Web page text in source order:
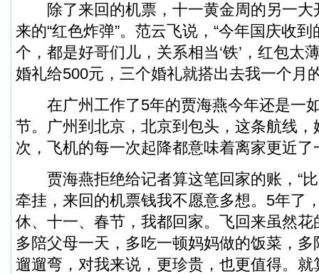
除了来回的机票，十一黄金周的另一大
来的“红色炸弹”。范云飞说，“今年国庆收
个，都是好哥们儿，关系相当‘铁’，红包太
婚礼给500元，三个婚礼就搭出去我一个月
在广州工作了5年的贾海燕今年还是一
节。广州到北京，北京到包头，这条航线
次，飞机的每一次起降都意味着离家更近了
贾海燕拒绝给记者算这笔回家的账，“比
牵挂，来回的机票钱我不愿意多想。5年了
休、十一、春节，我都回家。飞回来虽然
多陪父母一天，多吃一顿妈妈做的饭菜，
遛遛弯，对我来说，更珍贵，也更值得。就